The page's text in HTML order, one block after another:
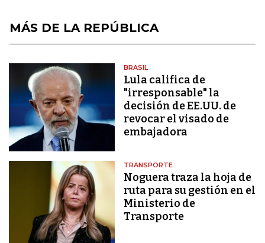
MÁS DE LA REPÚBLICA
BRASIL
Lula califica de
"irresponsable" la
decisión de EE.UU. de
revocar el visado de
embajadora
TRANSPORTE
Noguera traza la hoja de
ruta para su gestión en el
Ministerio de
Transporte